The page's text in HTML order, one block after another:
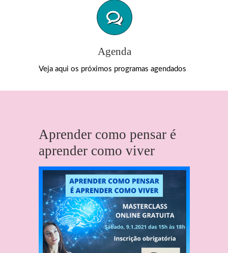
Agenda
Veja aqui os próximos programas agendados
Aprender como pensar é
aprender como viver